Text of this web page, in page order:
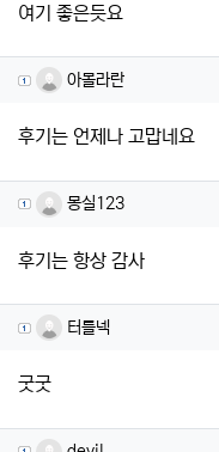
여기 좋은듯요
아몰라란님의 댓
아몰라란
후기는 언제나 고맙네요
몽실123님의 댓
몽실123
후기는 항상 감사
터틀넥님의 댓글
터틀넥
굿굿